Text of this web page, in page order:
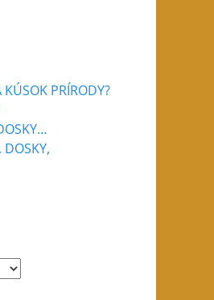
PRÍRODY?
DOSKY,